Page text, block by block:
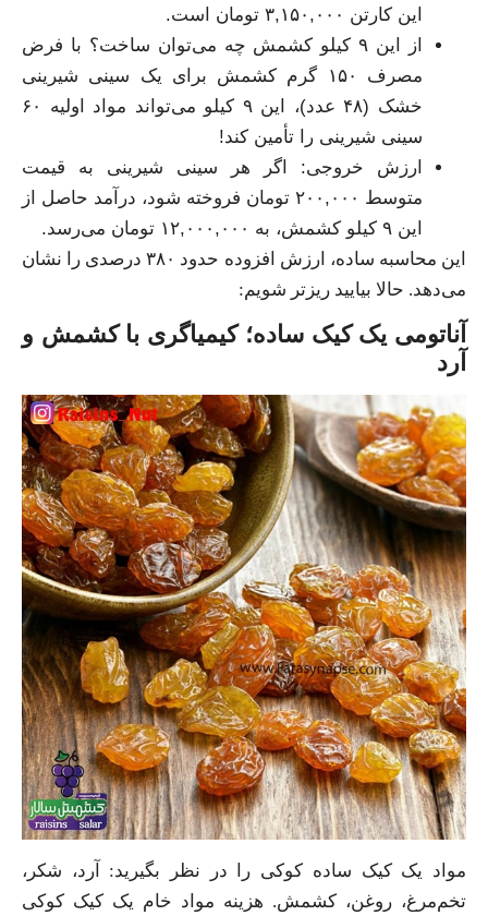
این کارتن ۳,۱۵۰,۰۰۰ تومان است.
از این ۹ کیلو کشمش چه می‌توان ساخت؟ با فرض
مصرف ۱۵۰ گرم کشمش برای یک سینی شیرینی
خشک (۴۸ عدد)، این ۹ کیلو می‌تواند مواد اولیه ۶۰
سینی شیرینی را تأمین کند!
ارزش خروجی: اگر هر سینی شیرینی به قیمت
متوسط ۲۰۰,۰۰۰ تومان فروخته شود، درآمد حاصل از
این ۹ کیلو کشمش، به ۱۲,۰۰۰,۰۰۰ تومان می‌رسد.
این محاسبه ساده، ارزش افزوده حدود ۳۸۰ درصدی را نشان
می‌دهد. حالا بیایید ریزتر شویم:
آناتومی یک کیک ساده؛ کیمیاگری با کشمش و
آرد
مواد یک کیک ساده کوکی را در نظر بگیرید: آرد، شکر،
تخم‌مرغ، روغن، کشمش. هزینه مواد خام یک کیک کوکی